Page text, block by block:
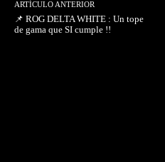
ARTÍCULO ANTERIOR
📌 ROG DELTA WHITE : Un tope
de gama que SI cumple !!